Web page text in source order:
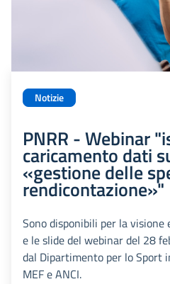
Notizie
PNRR - Webinar
caricamento dati
«gestione delle
rendicontazione»"
Sono disponibili per la
e le slide del webinar del 28
dal Dipartimento per lo Sport
MEF e ANCI.